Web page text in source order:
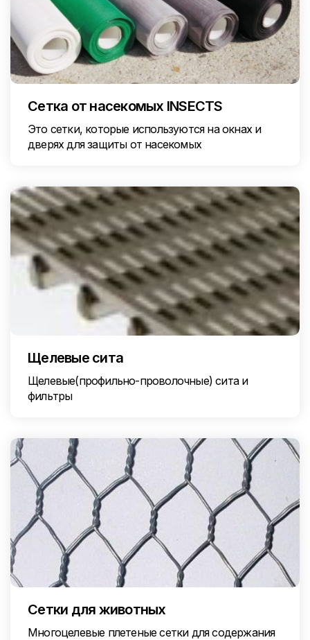
Сетка от насекомых INSECTS
Это сетки, которые используются на окнах и
дверях для защиты от насекомых
Щелевые сита
Щелевые(профильно-проволочные) сита и
фильтры
Сетки для животных
Многоцелевые плетеные сетки для содержания